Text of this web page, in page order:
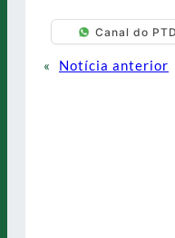
Canal do PTD
«
Notícia anterior